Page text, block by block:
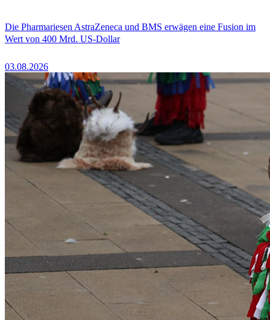
Die Pharmariesen AstraZeneca und BMS erwägen eine Fusion im
Wert von 400 Mrd. US-Dollar
03.08.2026